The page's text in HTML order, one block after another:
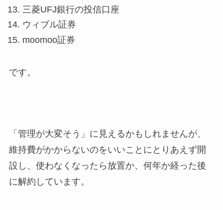
三菱UFJ銀行の投信口座
ウィブル証券
moomoo証券
です。
「管理が大変そう」に見えるかもしれませんが、
維持費がかからないのをいいことにとりあえず開
設し、使わなくなったら放置か、何年か経った後
に解約しています。